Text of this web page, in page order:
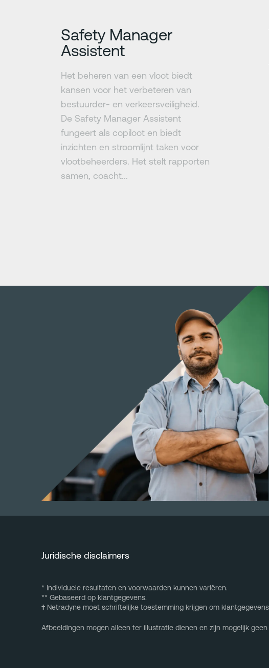
Safety Manager
Assistent
Het beheren van een vloot biedt
kansen voor het verbeteren van
bestuurder- en verkeersveiligheid.
De Safety Manager Assistent
fungeert als copiloot en biedt
inzichten en stroomlijnt taken voor
vlootbeheerders. Het stelt rapporten
samen, coacht...
Juridische disclaimers
* Individuele resultaten en voorwaarden kunnen variëren.
** Gebaseerd op klantgegevens.
†Netradyne moet schriftelijke toestemming krijgen om
Afbeeldingen mogen alleen ter illustratie dienen en zijn mogelijk